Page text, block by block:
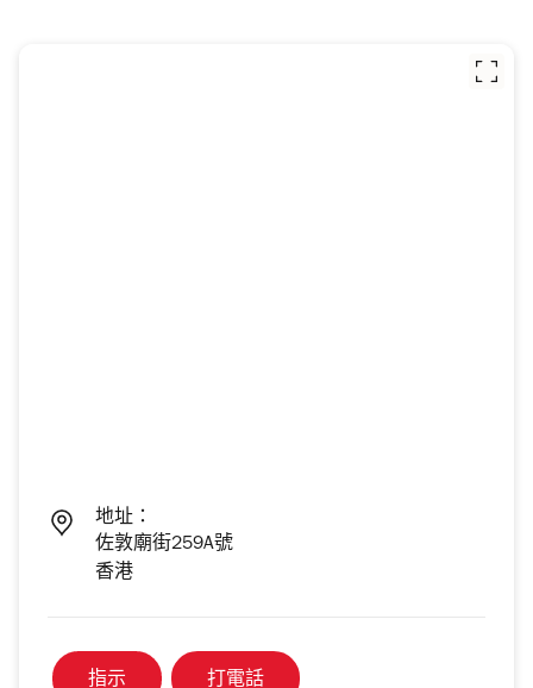
地址：
佐敦廟街259A號
香港
指示 打電話